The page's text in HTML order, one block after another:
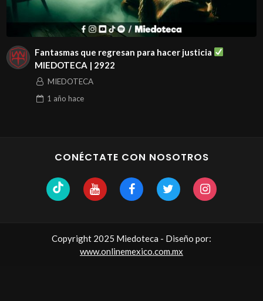
Fantasmas que regresan para hacer justicia
MIEDOTECA | 2922
MIEDOTECA
1 año hace
CONÉCTATE CON NOSOTROS
Copyright 2025 Miedoteca - Diseño por:
www.onlinemexico.com.mx